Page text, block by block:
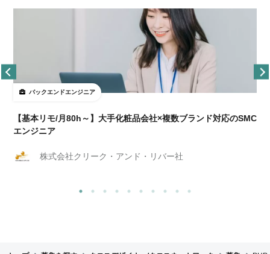
バックエンドエンジニア
【基本リモ/月80h～】大手化粧品会社×複数ブランド対応のSMC
エンジニア
株式会社クリーク・アンド・リバー社